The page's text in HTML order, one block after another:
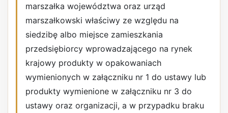
marszałka województwa oraz urząd
marszałkowski właściwy ze względu na
siedzibę albo miejsce zamieszkania
przedsiębiorcy wprowadzającego na rynek
krajowy produkty w opakowaniach
wymienionych w załączniku nr 1 do ustawy lub
produkty wymienione w załączniku nr 3 do
ustawy oraz organizacji, a w przypadku braku